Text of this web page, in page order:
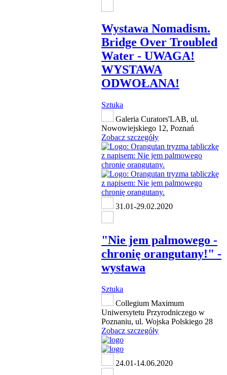
Wystawa Nomadism.
Bridge Over Troubled
Water - UWAGA!
WYSTAWA
ODWOŁANA!
Sztuka
Galeria Curators'LAB, ul.
Nowowiejskiego 12, Poznań
Zobacz szczegóły
31.01-29.02.2020
"Nie jem palmowego -
chronię orangutany!" -
wystawa
Sztuka
Collegium Maximum
Uniwersytetu Przyrodniczego w
Poznaniu, ul. Wojska Polskiego 28
Zobacz szczegóły
24.01-14.06.2020